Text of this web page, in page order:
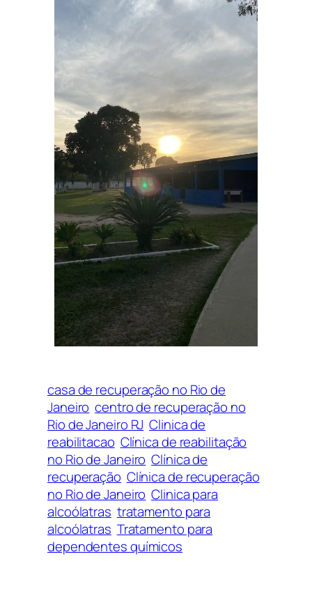
casa de recuperação no Rio de
Janeiro centro de recuperação no
Rio de Janeiro RJ Clinica de
reabilitacao Clínica de reabilitação
no Rio de Janeiro Clínica de
recuperação Clínica de recuperação
no Rio de Janeiro Clinica para
alcoólatras tratamento para
alcoólatras Tratamento para
dependentes químicos